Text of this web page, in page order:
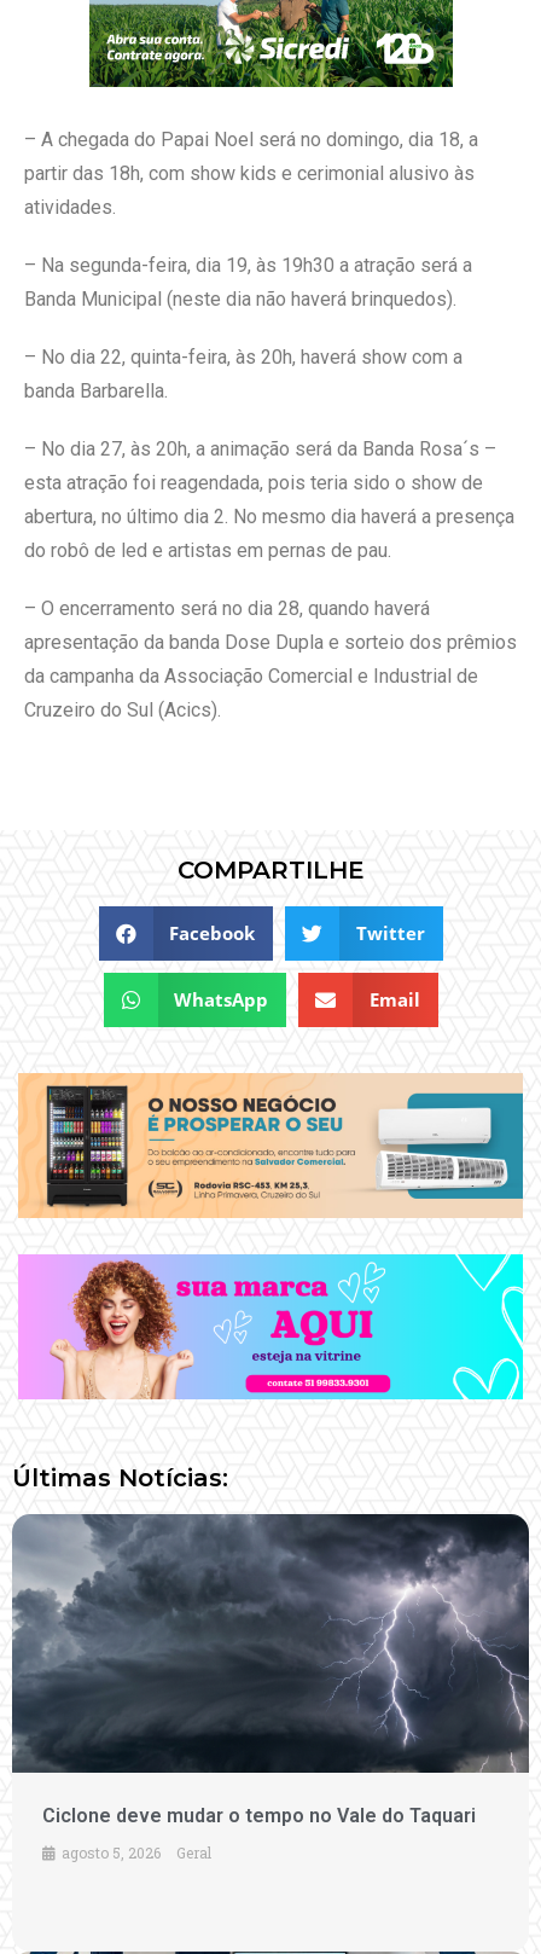
– A chegada do Papai Noel será no domingo, dia 18, a
partir das 18h, com show kids e cerimonial alusivo às
atividades.
– Na segunda-feira, dia 19, às 19h30 a atração será a
Banda Municipal (neste dia não haverá brinquedos).
– No dia 22, quinta-feira, às 20h, haverá show com a
banda Barbarella.
– No dia 27, às 20h, a animação será da Banda Rosa´s –
esta atração foi reagendada, pois teria sido o show de
abertura, no último dia 2. No mesmo dia haverá a presença
do robô de led e artistas em pernas de pau.
– O encerramento será no dia 28, quando haverá
apresentação da banda Dose Dupla e sorteio dos prêmios
da campanha da Associação Comercial e Industrial de
Cruzeiro do Sul (Acics).
COMPARTILHE
Facebook Twitter
WhatsApp Email
Últimas Notícias:
Ciclone deve mudar o tempo no Vale do Taquari
agosto 5, 2026 Geral